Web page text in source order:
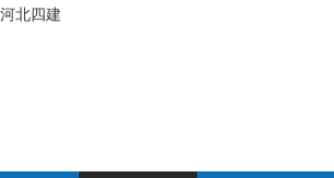
河北四建